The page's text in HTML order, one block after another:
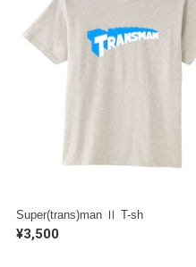
Super(trans)man Ⅱ T-sh
¥3,500